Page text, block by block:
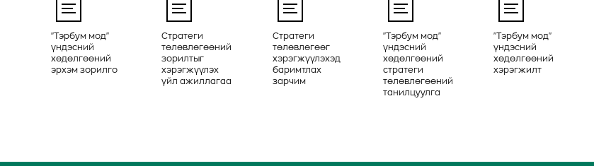
"Тэрбум мод"
үндэсний
хөдөлгөөний
эрхэм зорилго
Стратеги
төлөвлөгөөний
зорилтыг
хэрэгжүүлэх
үйл ажиллагаа
Стратеги
төлөвлөгөөг
хэрэгжүүлэхэд
баримтлах
зарчим
"Тэрбум мод"
үндэсний
хөдөлгөөний
стратеги
төлөвлөгөөний
танилцуулга
"Тэрбум мод"
үндэсний
хөдөлгөөний
хэрэгжилт